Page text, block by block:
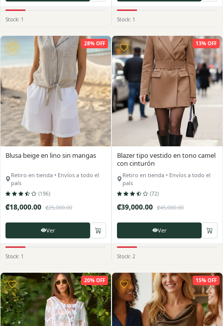
Stock: 1 Stock: 1
28% OFF
Blusa beige en lino sin mangas
Retiro en tienda • Envíos a todo el
país
(196)
₡18,000.00 ₡25,000.00
Ver
Stock: 1
13% OFF
Blazer tipo vestido en tono camel
con cinturón
Retiro en tienda • Envíos a todo el
país
(72)
₡39,000.00 ₡45,000.00
Ver
Stock: 2
20% OFF 15% OFF